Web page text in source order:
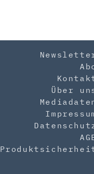
Über